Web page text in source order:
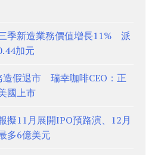
季新造業務價值增長11% 派
加元
造假退市 瑞幸咖啡CEO：正
國上市
擬11月展開IPO預路演、12月
多6億美元